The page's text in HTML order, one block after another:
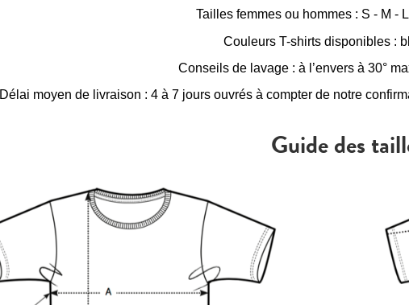
Tailles femmes ou hommes : S - M -
Couleurs T-shirts disponibles :
Conseils de lavage : à l’envers à 30°
Délai moyen de livraison : 4 à 7 jours ouvrés à compter de notre
Guide des